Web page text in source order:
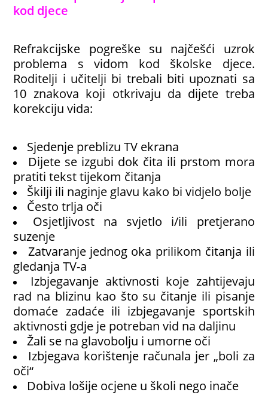
kod djece
Refrakcijske pogreške su najčešći uzrok
problema s vidom kod školske djece.
Roditelji i učitelji bi trebali biti upoznati sa
10 znakova koji otkrivaju da dijete treba
korekciju vida:
Sjedenje preblizu TV ekrana
Dijete se izgubi dok čita ili prstom mora
pratiti tekst tijekom čitanja
Škilji ili naginje glavu kako bi vidjelo bolje
Često trlja oči
Osjetljivost na svjetlo i/ili pretjerano
suzenje
Zatvaranje jednog oka prilikom čitanja ili
gledanja TV-a
Izbjegavanje aktivnosti koje zahtijevaju
rad na blizinu kao što su čitanje ili pisanje
domaće zadaće ili izbjegavanje sportskih
aktivnosti gdje je potreban vid na daljinu
Žali se na glavobolju i umorne oči
Izbjegava korištenje računala jer „boli za
oči“
Dobiva lošije ocjene u školi nego inače